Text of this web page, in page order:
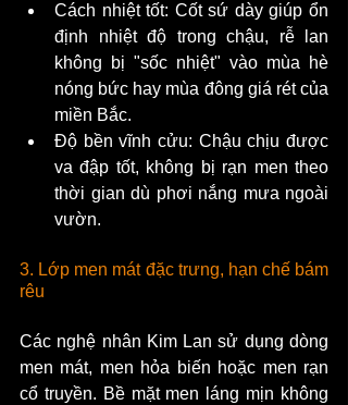
Cách nhiệt tốt: Cốt sứ dày giúp ổn
định nhiệt độ trong chậu, rễ lan
không bị "sốc nhiệt" vào mùa hè
nóng bức hay mùa đông giá rét của
miền Bắc.
Độ bền vĩnh cửu: Chậu chịu được
va đập tốt, không bị rạn men theo
thời gian dù phơi nắng mưa ngoài
vườn.
3. Lớp men mát đặc trưng, hạn chế bám
rêu
Các nghệ nhân Kim Lan sử dụng dòng
men mát, men hỏa biến hoặc men rạn
cổ truyền. Bề mặt men láng mịn không